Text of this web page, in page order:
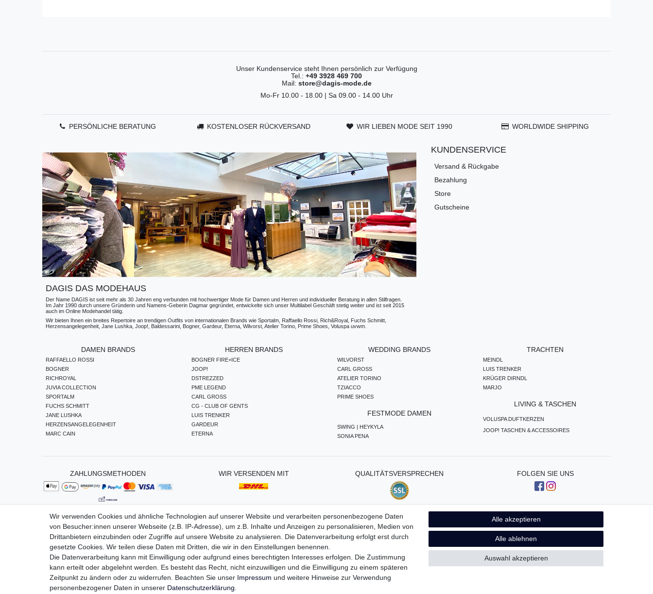
Unser Kundenservice steht Ihnen persönlich zur Verfügung
Tel.: +49 3928 469 700
Mail: store@dagis-mode.de
Mo-Fr 10.00 - 18.00 | Sa 09.00 - 14.00 Uhr
PERSÖNLICHE BERATUNG KOSTENLOSER RÜCKVERSAND WIR LIEBEN MODE SEIT 1990 WORLDWIDE SHIPPING
DAGIS DAS MODEHAUS
Der Name DAGIS ist seit mehr als 30 Jahren eng verbunden mit hochwertiger Mode für Damen und Herren und individueller Beratung in allen Stilfragen.
Im Jahr 1990 durch unsere Gründerin und Namens-Geberin Dagmar gegründet, entwickelte sich unser Multilabel Geschäft stetig weiter und ist seit 2015
auch im Online Modehandel tätig.
Wir bieten Ihnen ein breites Repertoire an trendigen Outfits von internationalen Brands wie Sportalm, Raffaello Rossi, Rich&Royal, Fuchs Schmitt,
Herzensangelegenheit, Jane Lushka, Joop!, Baldessarini, Bogner, Gardeur, Eterna, Wilvorst, Atelier Torino, Prime Shoes, Voluspa uvwm.
KUNDENSERVICE
Versand & Rückgabe
Bezahlung
Store
Gutscheine
DAMEN BRANDS
RAFFAELLO ROSSI
BOGNER
RICHROYAL
JUVIA COLLECTION
SPORTALM
FUCHS SCHMITT
JANE LUSHKA
HERZENSANGELEGENHEIT
MARC CAIN
HERREN BRANDS
BOGNER FIRE+ICE
JOOP!
DSTREZZED
PME LEGEND
CARL GROSS
CG - CLUB OF GENTS
LUIS TRENKER
GARDEUR
ETERNA
WEDDING BRANDS
WILVORST
CARL GROSS
ATELIER TORINO
TZIACCO
PRIME SHOES
FESTMODE DAMEN
SWING | HEYKYLA
SONIA PENA
TRACHTEN
MEINDL
LUIS TRENKER
KRÜGER DIRNDL
MARJO
LIVING & TASCHEN
VOLUSPA DUFTKERZEN
JOOP! TASCHEN & ACCESSOIRES
ZAHLUNGSMETHODEN WIR VERSENDEN MIT QUALITÄTSVERSPRECHEN FOLGEN SIE UNS
Impressum Daten­schutz­erklärung AGB Widerrufs­recht Vertrag widerrufen
Wir verwenden Cookies und ähnliche Technologien auf unserer Website und verarbeiten personenbezogene Daten
von Besucher:innen unserer Webseite (z.B. IP-Adresse), um z.B. Inhalte und Anzeigen zu personalisieren, Medien von
Drittanbietern einzubinden oder Zugriffe auf unsere Website zu analysieren. Die Datenverarbeitung erfolgt erst durch
gesetzte Cookies. Wir teilen diese Daten mit Dritten, die wir in den Einstellungen benennen.
Die Datenverarbeitung kann mit Einwilligung oder aufgrund eines berechtigten Interesses erfolgen. Die Zustimmung
kann erteilt oder abgelehnt werden. Es besteht das Recht, nicht einzuwilligen und die Einwilligung zu einem späteren
Zeitpunkt zu ändern oder zu widerrufen. Beachten Sie unser Impressum und weitere Hinweise zur Verwendung
personenbezogener Daten in unserer Daten­schutz­erklärung
Alle akzeptieren
Alle ablehnen
Auswahl akzeptieren